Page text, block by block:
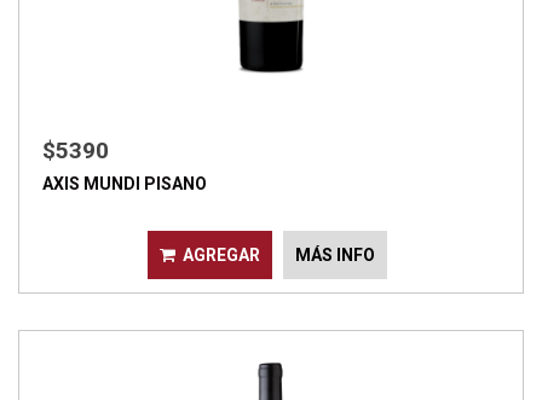
$5390
AXIS MUNDI PISANO
AGREGAR MÁS INFO